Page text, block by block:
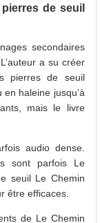
de seuil
secondaires
a su créer
pierres de seuil
en haleine jusqu’à
mais le livre
audio dense.
sont parfois Le
seuil Le Chemin
être efficaces.
de Le Chemin